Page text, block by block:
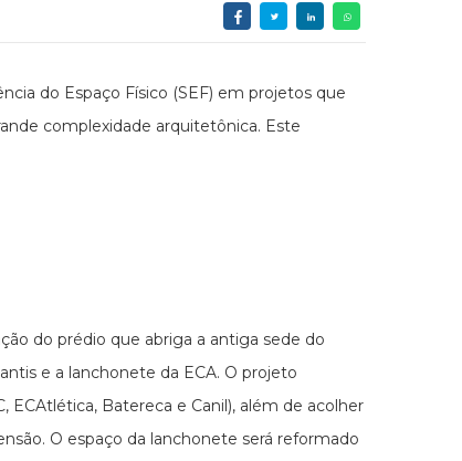
do Espaço Físico (SEF) em projetos que
complexidade arquitetônica. Este
do prédio que abriga a antiga sede do
e a lanchonete da ECA. O projeto
Batereca e Canil), além de acolher
O espaço da lanchonete será reformado